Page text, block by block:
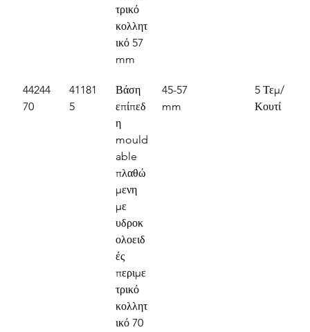
τρικό
κολλητ
ικό 57
mm
44244
70
41181
5
Βάση
επίπεδ
η
mould
able
πλαθώ
μενη
με
υδροκ
ολοειδ
ές
περιμε
τρικό
κολλητ
ικό 70
45-57
mm
5 Τεμ/
Κουτί